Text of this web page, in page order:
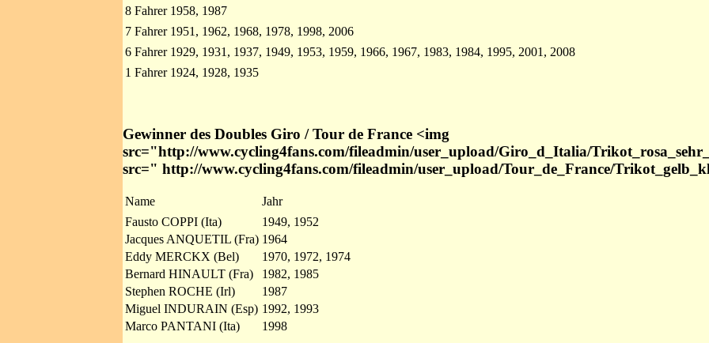
8 Fahrer 1958, 1987
7 Fahrer 1951, 1962, 1968, 1978, 1998, 2006
6 Fahrer 1929, 1931, 1937, 1949, 1953, 1959, 1966, 1967, 1983, 1984, 1995, 2001, 2008
1 Fahrer 1924, 1928, 1935
Gewinner des Doubles Giro / Tour de France <img
src="http://www.cycling4fans.com/fileadmin/user_upload/Giro_d_Italia/
src=" http://www.cycling4fans.com/fileadmin/user_upload/Tour_de_France/
Name
Jahr
Fausto COPPI (Ita)
1949, 1952
Jacques ANQUETIL (Fra) 1964
Eddy MERCKX (Bel)
1970, 1972, 1974
Bernard HINAULT (Fra)
1982, 1985
Stephen ROCHE (Irl)
1987
Miguel INDURAIN (Esp) 1992, 1993
Marco PANTANI (Ita)
1998